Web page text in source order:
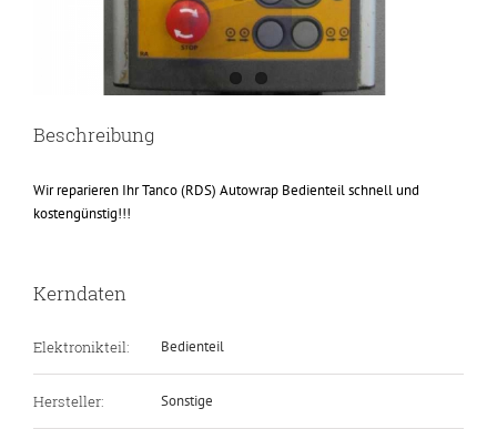
Beschreibung
Wir reparieren Ihr Tanco (RDS) Autowrap Bedienteil schnell und
kostengünstig!!!
Kerndaten
Elektronikteil: Bedienteil
Hersteller: Sonstige